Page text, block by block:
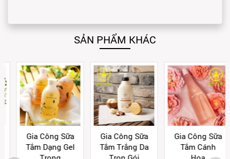
SẢN PHẨM KHÁC
Gia Công Sữa
Tắm Dạng Gel
Gia Công Sữa
Tắm Trắng Da
Gia Công Sữa
Tắm Cánh